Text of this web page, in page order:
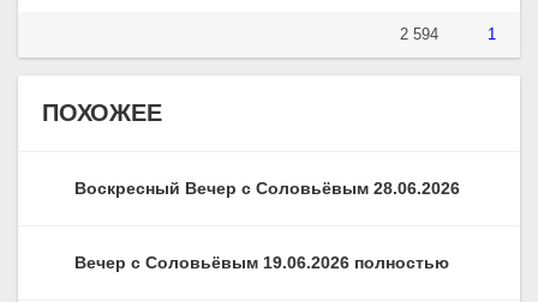
2 594 1
ПОХОЖЕЕ
Воскресный Вечер с Соловьёвым 28.06.2026
Вечер с Соловьёвым 19.06.2026 полностью